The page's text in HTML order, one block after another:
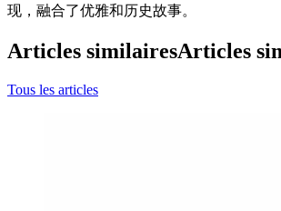
现，融合了优雅和历史故事。
Articles similairesArticles
Tous les articles